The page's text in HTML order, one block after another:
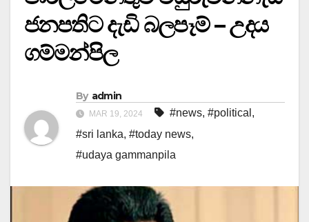
ජනපතිට දැඩි බලපෑම් – උදය
ගම්මන්පිල
By admin
MAR 19, 2024 #news, #political ,
#sri lanka, #today news,
#udaya gammanpila